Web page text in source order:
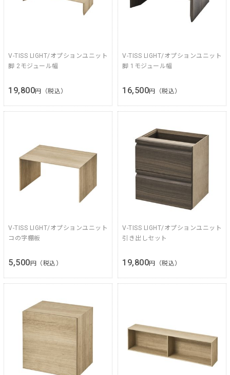
V-TISS LIGHT/オプションユニット
脚 2モジュール幅
19,800円（税込）
V-TISS LIGHT/オプションユニット
脚 1モジュール幅
16,500円（税込）
V-TISS LIGHT/オプションユニット
コの字棚板
5,500 円（税込）
V-TISS LIGHT/オプションユニット
引き出しセット
19,800円（税込）